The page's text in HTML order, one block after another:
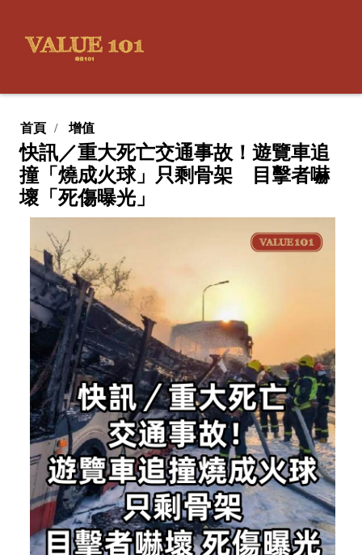
首頁 增值
快訊／重大死亡交通事故！遊覽車追
撞「燒成火球」只剩骨架 目擊者嚇
壞「死傷曝光」